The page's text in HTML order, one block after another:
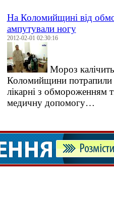
На Коломийщині від
ампутували ногу
2012-02-01 02:30:16
Мороз
Коломийщини потрапили
лікарні з обмороженням
медичну допомогу…